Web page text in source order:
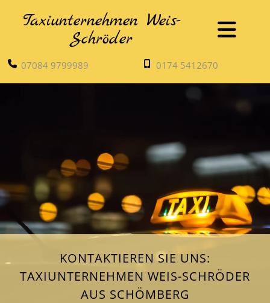
Taxiunternehmen Weis-
Schröder
07084 9799989 0174 5412670
KONTAKTIEREN SIE UNS:
TAXIUNTERNEHMEN WEIS-SCHRÖDER
AUS SCHÖMBERG